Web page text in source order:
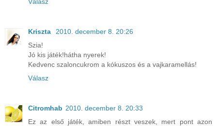
Kriszta
2010. december 8. 20:26
Szia!
Jó kis játék!hátha nyerek!
Kedvenc szaloncukrom a kókuszos és a vajkaramellás!
Válasz
Citromhab 2010. december 8. 20:33
Ez az első játék, amiben részt veszek, mert pont azon